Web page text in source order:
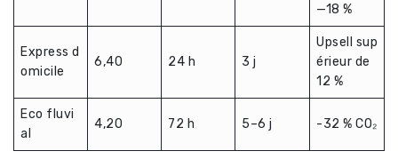
—18 %
Express d
omicile
6,40 24 h 3 j
Upsell sup
érieur de
12 %
Eco fluvi
al
4,20 72 h 5–6 j -32 % CO₂